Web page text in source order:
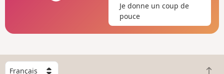
Je donne un coup de
pouce
C